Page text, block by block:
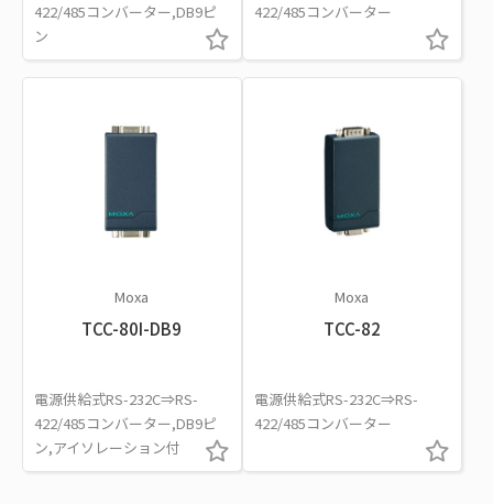
422/485コンバーター,DB9ピ
ン
422/485コンバーター
Moxa
TCC-80I-DB9
電源供給式RS-232C⇒RS-
422/485コンバーター,DB9ピ
ン,アイソレーション付
Moxa
TCC-82
電源供給式RS-232C⇒RS-
422/485コンバーター